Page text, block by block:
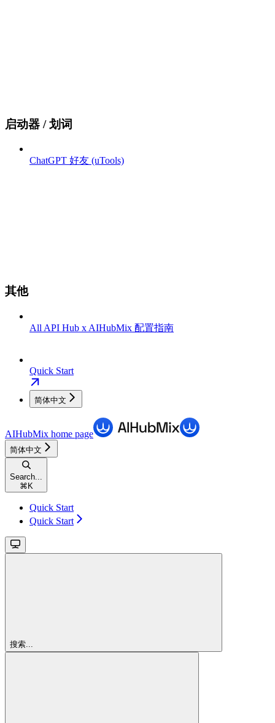
启动器 / 划词
ChatGPT 好友 (uTools)
其他
All API Hub x AIHubMix 配置指南
Quick Start
简体中文
AIHubMix home page
简体中文
Search...
⌘ K
Quick Start
Quick Start
搜索...